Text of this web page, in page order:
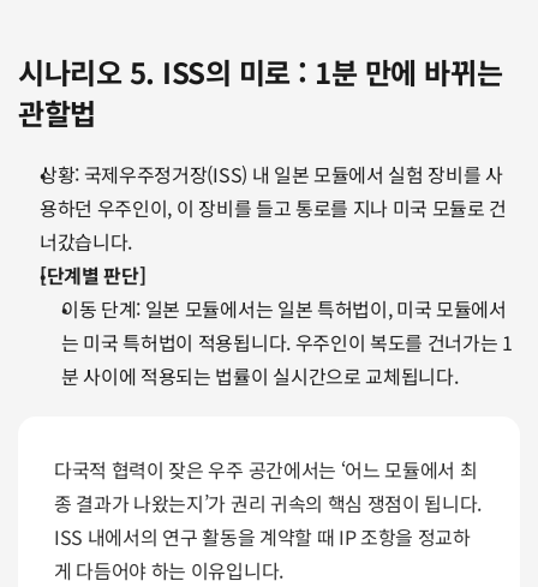
시나리오 5. ISS의 미로 : 1분 만에 바뀌는
관할법
상황: 국제우주정거장(ISS) 내 일본 모듈에서 실험 장비를 사
용하던 우주인이, 이 장비를 들고 통로를 지나 미국 모듈로 건
너갔습니다.
[단계별 판단]
이동 단계: 일본 모듈에서는 일본 특허법이, 미국 모듈에서
는 미국 특허법이 적용됩니다. 우주인이 복도를 건너가는 1
분 사이에 적용되는 법률이 실시간으로 교체됩니다.
다국적 협력이 잦은 우주 공간에서는 ‘어느 모듈에서 최
종 결과가 나왔는지’가 권리 귀속의 핵심 쟁점이 됩니다.
ISS 내에서의 연구 활동을 계약할 때 IP 조항을 정교하
게 다듬어야 하는 이유입니다.